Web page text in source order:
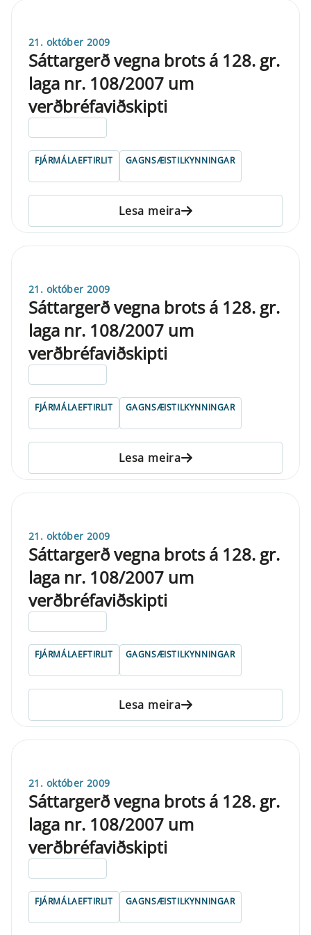
21. október 2009
Sáttargerð vegna brots á 128. gr.
laga nr. 108/2007 um
verðbréfaviðskipti
FJÁRMÁLAEFTIRLIT GAGNSÆISTILKYNNINGAR
Lesa meira
21. október 2009
Sáttargerð vegna brots á 128. gr.
laga nr. 108/2007 um
verðbréfaviðskipti
FJÁRMÁLAEFTIRLIT GAGNSÆISTILKYNNINGAR
Lesa meira
21. október 2009
Sáttargerð vegna brots á 128. gr.
laga nr. 108/2007 um
verðbréfaviðskipti
FJÁRMÁLAEFTIRLIT GAGNSÆISTILKYNNINGAR
Lesa meira
21. október 2009
Sáttargerð vegna brots á 128. gr.
laga nr. 108/2007 um
verðbréfaviðskipti
FJÁRMÁLAEFTIRLIT GAGNSÆISTILKYNNINGAR